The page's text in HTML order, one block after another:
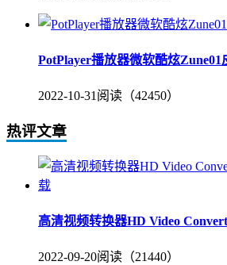
PotPlayer播放器微软酷炫Zune01
2022-10-31 阅读（42450）
热评文章
高清视频转换器HD Video
2022-09-20阅读（21440）